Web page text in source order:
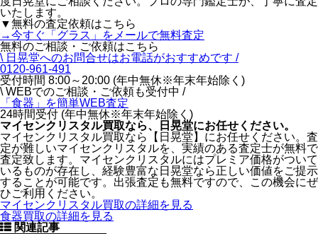
いたします。
▼無料の査定依頼はこちら
→今すぐ「グラス」をメールで無料査定
無料のご相談・ご依頼はこちら
\ 日晃堂へのお問合せはお電話がおすすめです /
0120-961-491
受付時間 8:00～20:00 (年中無休※年末年始除く)
\ WEBでのご相談・ご依頼も受付中 /
「食器」を簡単WEB査定
24時間受付 (年中無休※年末年始除く)
マイセンクリスタル買取なら、
日晃堂にお任せください。
マイセンクリスタル買取なら【日晃堂】にお任せください。査
定が難しいマイセンクリスタルを、実績のある査定士が無料で
査定致します。マイセンクリスタルにはプレミア価格がついて
いるものが存在し、経験豊富な日晃堂なら正しい価値をご提示
することが可能です。出張査定も無料ですので、この機会にぜ
ひご利用ください。
マイセンクリスタル買取の詳細を見る
食器買取の詳細を見る
関連記事